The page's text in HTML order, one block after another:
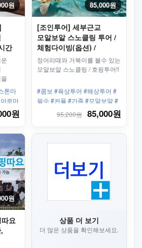
원
간
셜
과
,
고
는
톤마
로마
스파
원
85,000원
[조인투어] 세부근교
모알보알 스노클링 투어 /
체험다이빙(옵션) /
호핑투어
정어리때와 거북이를 볼수 있는
모알보알 스노클링 / 호핑투어!!
#콤보 #육상투어 #해상투어 #
필수 #커플 #가족 #모알보알 #
호핑투어 #스노클링 #체험다이
95,200원 85,000원
원
요
상품 더 보기
더 많은 상품을 확인해보세요.